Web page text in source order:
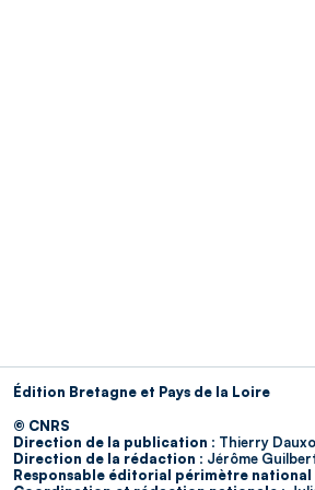
Édition Bretagne et Pays de la Loire
© CNRS
Direction de la publication : Thierry
Direction de la rédaction : Jérôme
Responsable éditorial périmètre national